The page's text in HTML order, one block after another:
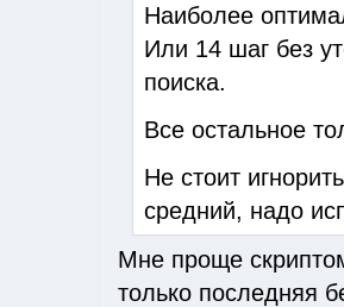
Наиболее
Или 14 шаг без
поиска.
Все остальное
Не стоит
средний, надо
Мне проще
только последняя